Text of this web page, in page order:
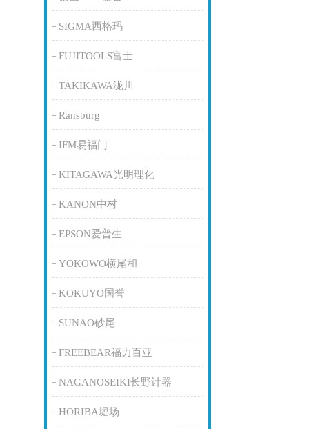
SIGMA西格玛
FUJITOOLS富士
TAKIKAWA泷川
Ransburg
IFM易福门
KITAGAWA光明理化
KANON中村
EPSON爱普生
YOKOWO横尾和
KOKUYO国誉
SUNAO砂尾
FREEBEAR福力百亚
NAGANOSEIKI长野计器
HORIBA堀场